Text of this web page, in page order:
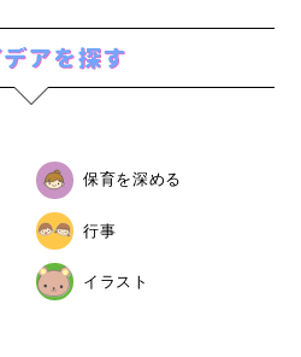
保育を深める
行事
イラスト